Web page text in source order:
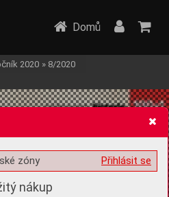
volitelných informací
Domů
2020 » 8/2020
Přihlásit se
zóny
nákup